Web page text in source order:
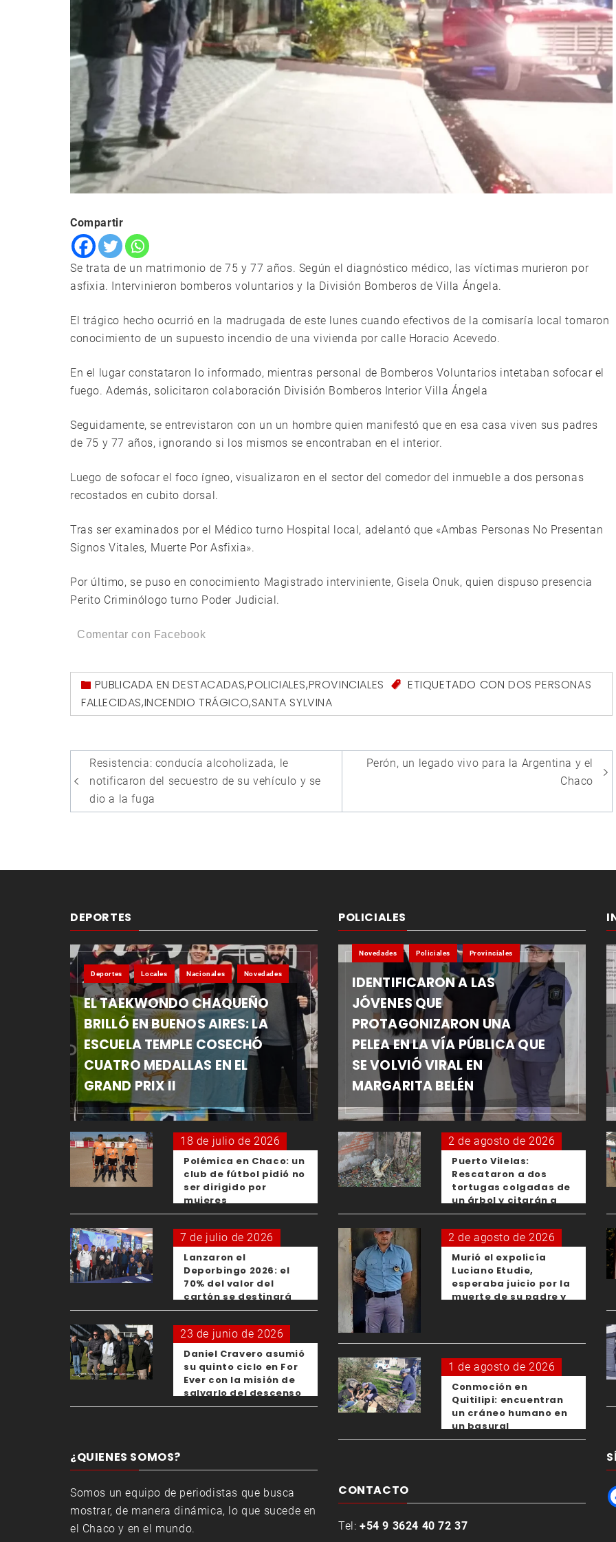
Compartir
Se trata de un matrimonio de 75 y 77 años. Según el diagnóstico médico, las víctimas murieron por
asfixia. Intervinieron bomberos voluntarios y la División Bomberos de Villa Ángela.
El trágico hecho ocurrió en la madrugada de este lunes cuando efectivos de la comisaría local tomaron
conocimiento de un supuesto incendio de una vivienda por calle Horacio Acevedo.
En el lugar constataron lo informado, mientras personal de Bomberos Voluntarios intetaban sofocar el
fuego. Además, solicitaron colaboración División Bomberos Interior Villa Ángela
Seguidamente, se entrevistaron con un un hombre quien manifestó que en esa casa viven sus padres
de 75 y 77 años, ignorando si los mismos se encontraban en el interior.
Luego de sofocar el foco ígneo, visualizaron en el sector del comedor del inmueble a dos personas
recostados en cubito dorsal.
Tras ser examinados por el Médico turno Hospital local, adelantó que «Ambas Personas No Presentan
Signos Vitales, Muerte Por Asfixia».
Por último, se puso en conocimiento Magistrado interviniente, Gisela Onuk, quien dispuso presencia
Perito Criminólogo turno Poder Judicial.
Comentar con Facebook
PUBLICADA ENDESTACADAS,POLICIALES,PROVINCIALES ETIQUETADO CONDOS PERSONAS
FALLECIDAS,INCENDIO TRÁGICO,SANTA SYLVINA
Navegación
de
entradas
Resistencia: conducía alcoholizada, le
notificaron del secuestro de su vehículo y se
dio a la fuga
Perón, un legado vivo para la Argentina y el
Chaco
DEPORTES
Deportes Locales Nacionales Novedades
EL TAEKWONDO CHAQUEÑO
BRILLÓ EN BUENOS AIRES: LA
ESCUELA TEMPLE COSECHÓ
CUATRO MEDALLAS EN EL
GRAND PRIX II
18 de julio de 2026
Polémica en Chaco: un
club de fútbol pidió no
ser dirigido por
mujeres
7 de julio de 2026
Lanzaron el
Deporbingo 2026: el
70% del valor del
cartón se destinará
para los clubes
23 de junio de 2026
Daniel Cravero asumió
su quinto ciclo en For
Ever con la misión de
salvarlo del descenso
¿QUIENES SOMOS?
Somos un equipo de periodistas que busca
mostrar, de manera dinámica, lo que sucede en
el Chaco y en el mundo.
POLICIALES
Novedades Policiales Provinciales
IDENTIFICARON A LAS
JÓVENES QUE
PROTAGONIZARON UNA
PELEA EN LA VÍA PÚBLICA QUE
SE VOLVIÓ VIRAL EN
MARGARITA BELÉN
2 de agosto de 2026
Puerto Vilelas:
Rescataron a dos
tortugas colgadas de
un árbol y citarán a
los padres de los
menores responsables
2 de agosto de 2026
Murió el expolicía
Luciano Etudie,
esperaba juicio por la
muerte de su padre y
1 de agosto de 2026
Conmoción en
Quitilipi: encuentran
un cráneo humano en
un basural
CONTACTO
Tel: +54 9 3624 40 72 37